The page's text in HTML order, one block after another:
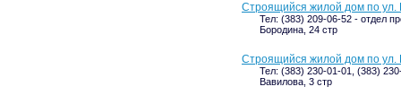
Строящийся жилой дом по ул.
Тел: (383) 209-06-52 - отдел
Бородина, 24 стр
Строящийся жилой дом по ул.
Тел: (383) 230-01-01, (383)
Вавилова, 3 стр